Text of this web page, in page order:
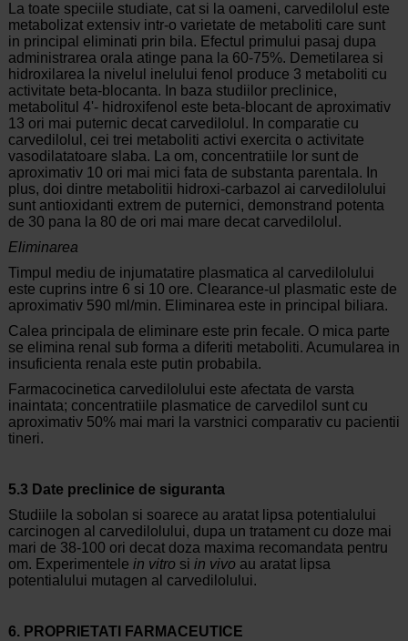
La toate speciile studiate, cat si la oameni, carvedilolul este
metabolizat extensiv intr-o varietate de metaboliti care sunt
in principal eliminati prin bila. Efectul primului pasaj dupa
administrarea orala atinge pana la 60-75%. Demetilarea si
hidroxilarea la nivelul inelului fenol produce 3 metaboliti cu
activitate beta-blocanta. In baza studiilor preclinice,
metabolitul 4'- hidroxifenol este beta-blocant de aproximativ
13 ori mai puternic decat carvedilolul. In comparatie cu
carvedilolul, cei trei metaboliti activi exercita o activitate
vasodilatatoare slaba. La om, concentratiile lor sunt de
aproximativ 10 ori mai mici fata de substanta parentala. In
plus, doi dintre metabolitii hidroxi-carbazol ai carvedilolului
sunt antioxidanti extrem de puternici, demonstrand potenta
de 30 pana la 80 de ori mai mare decat carvedilolul.
Eliminarea
Timpul mediu de injumatatire plasmatica al carvedilolului
este cuprins intre 6 si 10 ore. Clearance-ul plasmatic este de
aproximativ 590 ml/min. Eliminarea este in principal biliara.
Calea principala de eliminare este prin fecale. O mica parte
se elimina renal sub forma a diferiti metaboliti. Acumularea in
insuficienta renala este putin probabila.
Farmacocinetica carvedilolului este afectata de varsta
inaintata; concentratiile plasmatice de carvedilol sunt cu
aproximativ 50% mai mari la varstnici comparativ cu pacientii
tineri.
5.3 Date preclinice de siguranta
Studiile la sobolan si soarece au aratat lipsa potentialului
carcinogen al carvedilolului, dupa un tratament cu doze mai
mari de 38-100 ori decat doza maxima recomandata pentru
om. Experimentele in vitro si in vivo au aratat lipsa
potentialului mutagen al carvedilolului.
6. PROPRIETATI FARMACEUTICE